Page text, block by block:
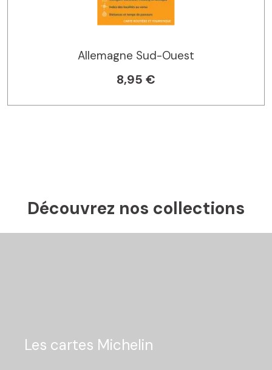
Allemagne Sud-Ouest
8,95 €
Découvrez nos collections
Les cartes Michelin